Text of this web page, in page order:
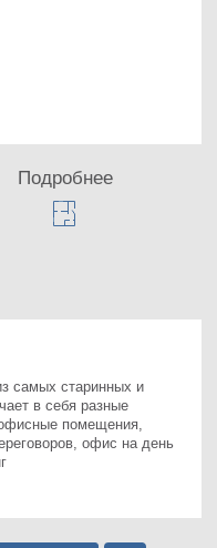
самых старинных и
в себя разные
помещения,
офис на день
Подробнее